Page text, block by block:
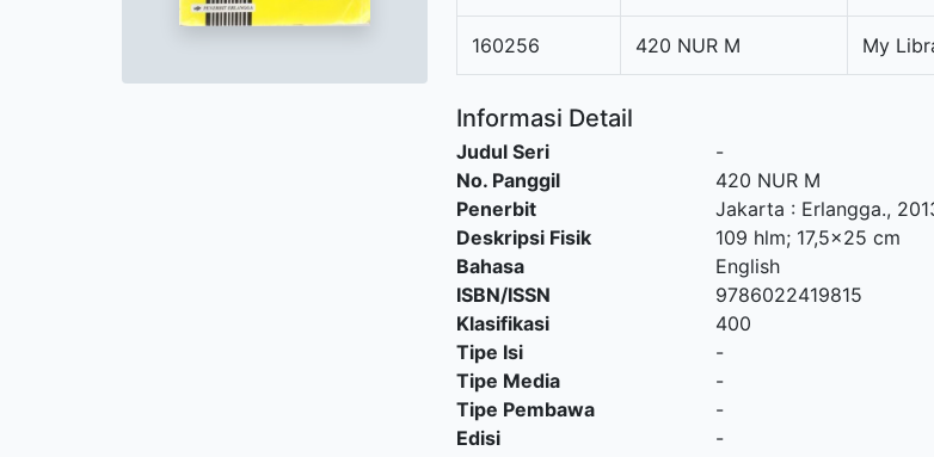
160256 420 NUR M My
Informasi Detail
Judul Seri
-
No. Panggil
420 NUR M
Penerbit
Jakarta : Erlangga.,
Deskripsi Fisik
109 hlm; 17,5x25 cm
Bahasa
English
ISBN/ISSN
9786022419815
Klasifikasi
400
Tipe Isi
-
Tipe Media
-
Tipe Pembawa
-
Edisi
-